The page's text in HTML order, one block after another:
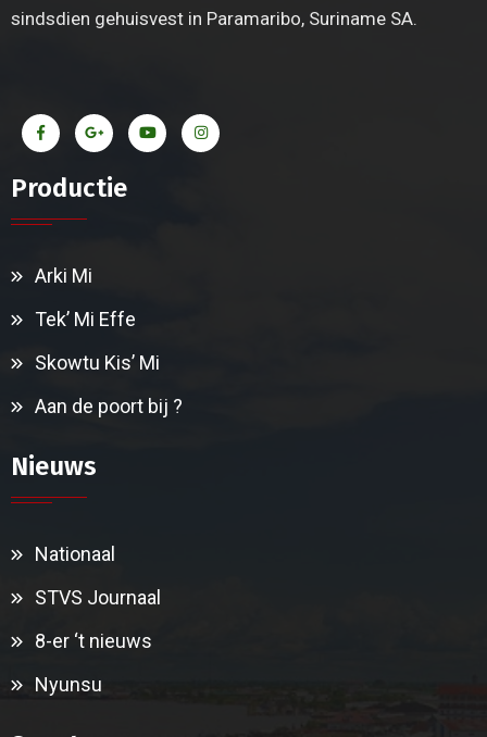
sindsdien gehuisvest in Paramaribo, Suriname SA.
Productie
Arki Mi
Tek’ Mi Effe
Skowtu Kis’ Mi
Aan de poort bij ?
Nieuws
Nationaal
STVS Journaal
8-er ‘t nieuws
Nyunsu